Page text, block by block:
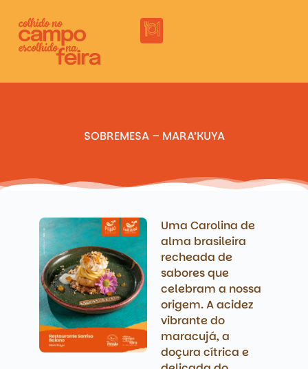
SOBREMESA – MARA’KUYA
Uma Carolina de
alma brasileira
recheada de
sabores que
celebram a nossa
origem. A acidez
vibrante do
maracujá, a
doçura cítrica e